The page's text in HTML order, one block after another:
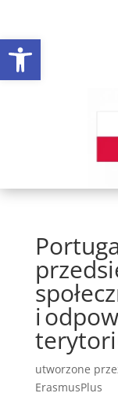
Open toolbar
i
utworzone
ErasmusPlus